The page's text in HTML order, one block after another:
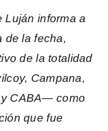
Luján informa a
de la fecha,
de la totalidad
Campana,
CABA— como
que fue